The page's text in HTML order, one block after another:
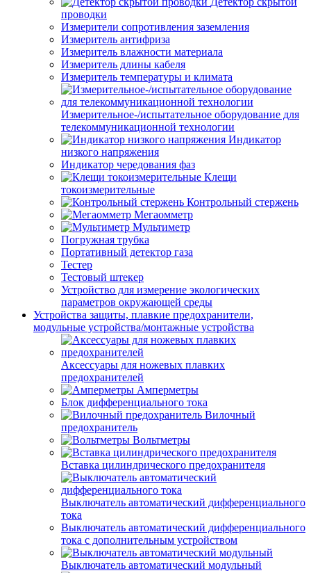
проводки
Измерители сопротивления заземления
Измеритель антифриза
Измеритель влажности материала
Измеритель длины кабеля
Измеритель температуры и климата
Измерительное-/испытательное оборудование для
телекоммуникационной технологии
Индикатор
низкого напряжения
Индикатор чередования фаз
Клещи
токоизмерительные
Контрольный стержень
Мегаомметр
Мультиметр
Погружная трубка
Портативный детектор газа
Тестер
Тестовый штекер
Устройство для измерение экологических
параметров окружающей среды
Устройства защиты, плавкие предохранители,
модульные устройства/монтажные устройства
Аксессуары для ножевых плавких
предохранителей
Амперметры
Блок дифференциального тока
Вилочный
предохранитель
Вольтметры
Вставка цилиндрического предохранителя
Выключатель автоматический дифференциального
тока
Выключатель автоматический дифференциального
тока с дополнительным устройством
Выключатель автоматический модульный